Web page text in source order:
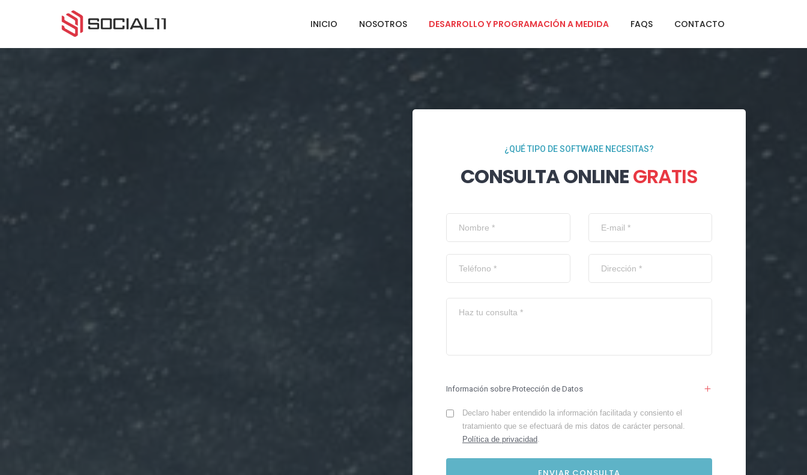
INICIO NOSOTROS DESARROLLO Y PROGRAMACIÓN A MEDIDA FAQS CONTACTO
¿QUÉ TIPO DE SOFTWARE NECESITAS?
CONSULTA ONLINEGRATIS
Información sobre Protección de Datos
Declaro haber entendido la información facilitada y consiento el
tratamiento que se efectuará de mis datos de carácter personal.
Política de privacidad.